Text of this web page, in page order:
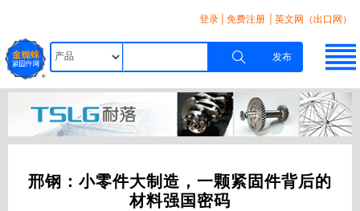
登录 免费注册 | 英文网（出口网）
发布
邢钢：小零件大制造，一颗紧固件背后的
材料强国密码